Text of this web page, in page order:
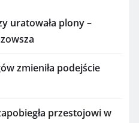
uratowała plony –
zmieniła podejście
przestojowi w